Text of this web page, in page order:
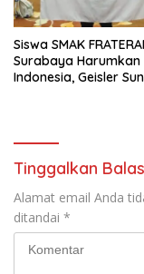
Siswa SMAK
Surabaya Harumkan
Indonesia, Geisler
Tinggalkan
Alamat email Anda
ditandai *